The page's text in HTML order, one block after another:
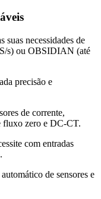
suas necessidades de
s) ou OBSIDIAN (até
precisão e
de corrente,
fluxo zero e DC-CT.
com entradas
de sensores e